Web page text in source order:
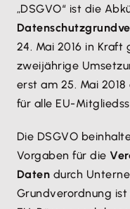
„DSGVO“ ist die
24. Mai 2016 in
zweijährige
erst am 25. Mai
für alle EU-
Die DSGVO
Vorgaben für die
Daten durch
Grundverordnung